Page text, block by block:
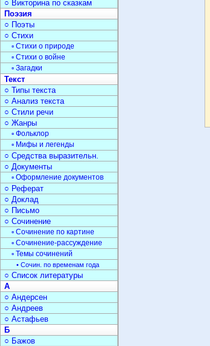
○ Викторина по сказкам
Поэзия
○ Поэты
○ Стихи
▫ Стихи о природе
▫ Стихи о войне
▫ Загадки
Текст
○ Типы текста
○ Анализ текста
○ Стили речи
○ Жанры
▫ Фольклор
▫ Мифы и легенды
○ Средства выразительн.
○ Документы
▫ Оформление документов
○ Реферат
○ Доклад
○ Письмо
○ Сочинение
▫ Сочинение по картине
▫ Сочинение-рассуждение
▫ Темы сочинений
• Сочин. по временам года
○ Список литературы
А
○ Андерсен
○ Андреев
○ Астафьев
Б
○ Бажов